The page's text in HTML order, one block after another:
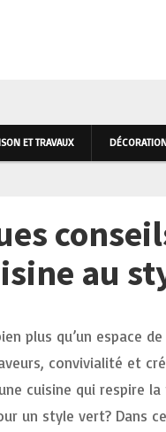
ET TRAVAUX
au
plus qu’un espace
convivialité et
cuisine qui respire
un style vert ? Dans